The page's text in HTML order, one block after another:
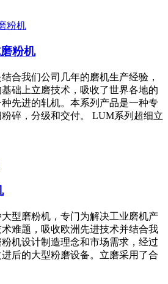
粉机
合我们公司几年的磨机生产经验，
础上立磨技术，吸收了世界各地的
先进的轧机。本系列产品是一种专
碎，分级和交付。 LUM系列超细立
型磨粉机，专门为解决工业磨机产
难题，吸收欧洲先进技术并结合我
机设计制造理念和市场需求，经过
后的大型粉磨设备。立磨采用了合